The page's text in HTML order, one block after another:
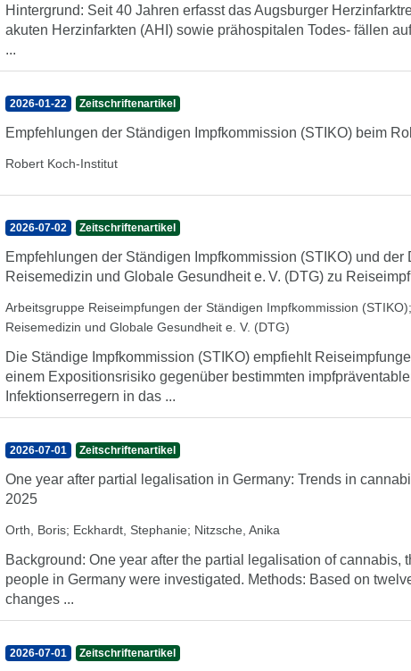
Hintergrund: Seit 40 Jahren erfasst das Augsburger
akuten Herzinfarkten (AHI) sowie prähospitalen Todes- fällen
...
2026-01-22 Zeitschriftenartikel
Empfehlungen der Ständigen Impfkommission (STIKO) beim
Robert Koch-Institut
2026-07-02 Zeitschriftenartikel
Empfehlungen der Ständigen Impfkommission (STIKO) und
Reisemedizin und Globale Gesundheit e. V. (DTG) zu
Arbeitsgruppe Reiseimpfungen der Ständigen Impfkommission (STIKO);
Reisemedizin und Globale Gesundheit e. V. (DTG)
Die Ständige Impfkommission (STIKO) empfiehlt
einem Expositionsrisiko gegenüber bestimmten
Infektionserregern in das ...
2026-07-01 Zeitschriftenartikel
One year after partial legalisation in Germany: Trends in
2025
Orth, Boris; Eckhardt, Stephanie; Nitzsche, Anika
Background: One year after the partial legalisation of cannabis,
people in Germany were investigated. Methods: Based on
changes ...
2026-07-01 Zeitschriftenartikel